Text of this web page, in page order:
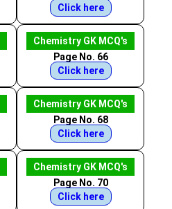
Click here
Chemistry GK MCQ's
Page No. 66
Click here
Chemistry GK MCQ's
Page No. 68
Click here
Chemistry GK MCQ's
Page No. 70
Click here